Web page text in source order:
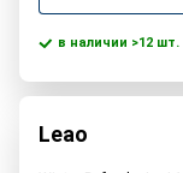
в наличии >12 шт.
Leao